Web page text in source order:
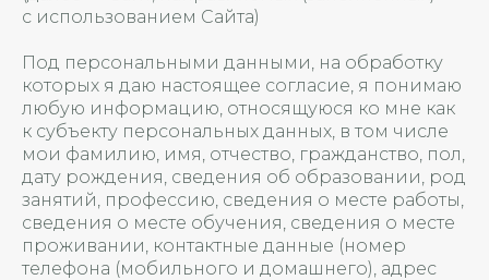
с использованием Сайта)
Под персональными данными, на обработку
которых я даю настоящее согласие, я понимаю
любую информацию, относящуюся ко мне как
к субъекту персональных данных, в том числе
мои фамилию, имя, отчество, гражданство, пол,
дату рождения, сведения об образовании, род
занятий, профессию, сведения о месте работы,
сведения о месте обучения, сведения о месте
проживании, контактные данные (номер
телефона (мобильного и домашнего), адрес